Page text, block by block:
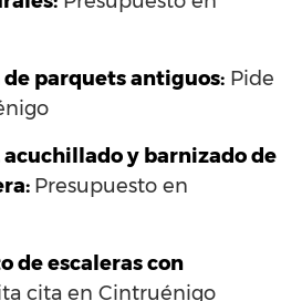
parquets antiguos: Pide
y barnizado de
Presupuesto en
de escaleras con
cita en Cintruénigo